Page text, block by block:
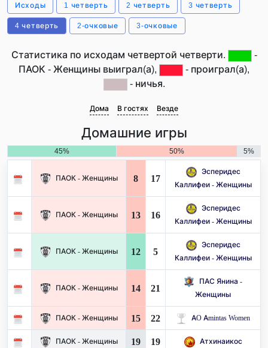
Исходы 1 четверть 2 четверть 3 четверть
4 четверть 2-очковые 3-очковые
Статистика по исходам четвертой четверти.
-
ПАОК - Женщины выиграл(а),
- проиграл(а),
- ничья.
Дома В гостях Везде
Домашние игры
45% 50% 5%
ПАОК - Женщины 8 17
Эсперидес
Каллифеи - Женщины
ПАОК - Женщины 13 16
Эсперидес
Каллифеи - Женщины
ПАОК - Женщины 12 5
Эсперидес
Каллифеи - Женщины
ПАОК - Женщины 14 21
ПАС Янина -
Женщины
ПАОК - Женщины 15 22 AO Amintas Women
ПАОК - Женщины 19 19 Атхинаикос